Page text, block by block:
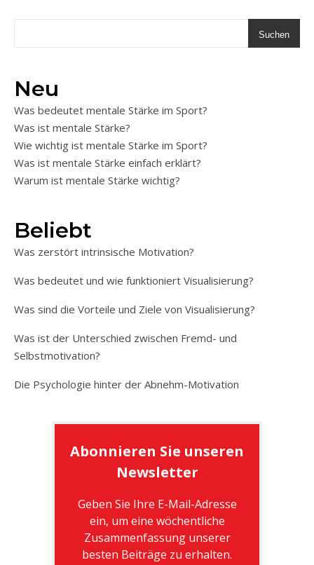
Suchen
Neu
Was bedeutet mentale Stärke im Sport?
Was ist mentale Stärke?
Wie wichtig ist mentale Stärke im Sport?
Was ist mentale Stärke einfach erklärt?
Warum ist mentale Stärke wichtig?
Beliebt
Was zerstört intrinsische Motivation?
Was bedeutet und wie funktioniert Visualisierung?
Was sind die Vorteile und Ziele von Visualisierung?
Was ist der Unterschied zwischen Fremd- und
Selbstmotivation?
Die Psychologie hinter der Abnehm-Motivation
Abonnieren Sie unseren
Newsletter
Geben Sie Ihre E-Mail-Adresse
ein, um eine wöchentliche
Zusammenfassung unserer
besten Beiträge zu erhalten.